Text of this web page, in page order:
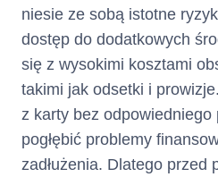
niesie ze sobą istotne
dostęp do dodatkowych
się z wysokimi kosztami
takimi jak odsetki i
z karty bez odpowiedniego
pogłębić problemy
zadłużenia. Dlatego przed